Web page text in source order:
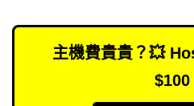
主機費貴貴？💥
$100